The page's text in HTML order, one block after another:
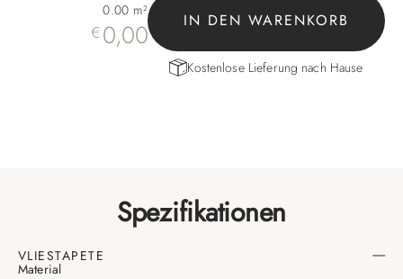
0.00 m²
€ 0,00 IN DEN WARENKORB
Kostenlose Lieferung nach Hause
Spezifikationen
VLIESTAPETE
Material